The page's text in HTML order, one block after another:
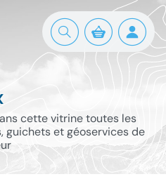
cette vitrine toutes les
guichets et géoservices de